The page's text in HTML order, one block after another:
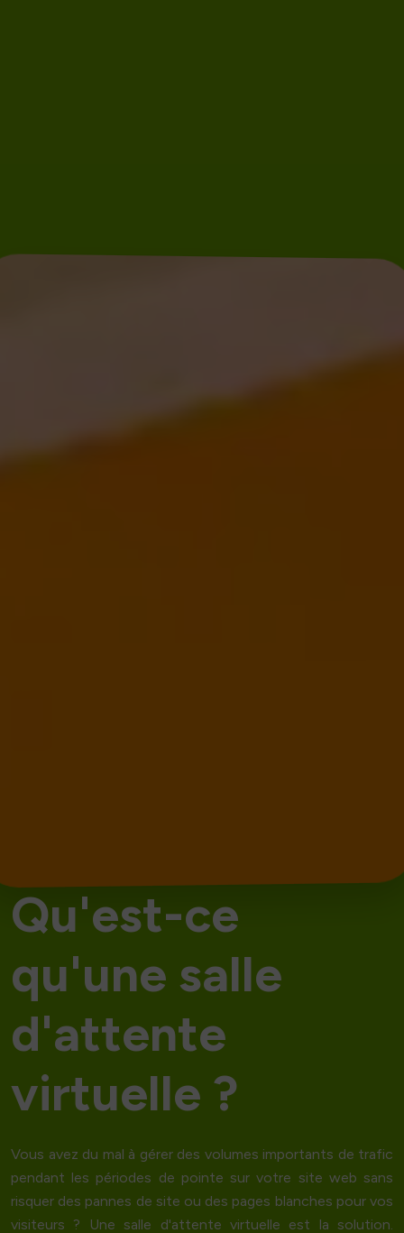
Qu'est-ce
qu'une salle
d'attente
virtuelle ?
Vous avez du mal à gérer des volumes importants de trafic
pendant les périodes de pointe sur votre site web sans
risquer des pannes de site ou des pages blanches pour vos
visiteurs ? Unesalle d'attente virtuelle est la solution.